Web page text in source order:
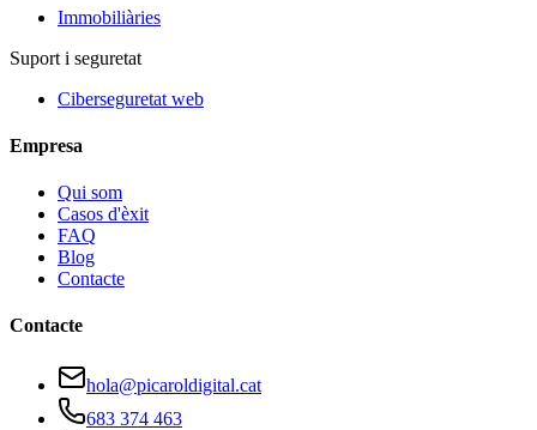
Immobiliàries
Suport i seguretat
Ciberseguretat web
Empresa
Qui som
Casos d'èxit
FAQ
Blog
Contacte
Contacte
hola@picaroldigital.cat
683 374 463